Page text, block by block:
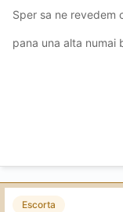
Sper sa ne revedem
pana una alta numai
Escorta